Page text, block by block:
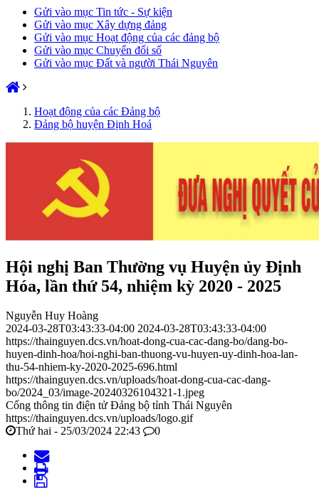
Gửi vào mục Tin tức - Sự kiện
Gửi vào mục Xây dựng đảng
Gửi vào mục Hoạt động của các đảng bộ
Gửi vào mục Chuyển đổi số
Gửi vào mục Đất và người Thái Nguyên
Hoạt động của các Đảng bộ
Đảng bộ huyện Định Hoá
Hội nghị Ban Thường vụ Huyện ủy Định
Hóa, lần thứ 54, nhiệm kỳ 2020 - 2025
Nguyễn Huy Hoàng
2024-03-28T03:43:33-04:00 2024-03-28T03:43:33-04:00
https://thainguyen.dcs.vn/hoat-dong-cua-cac-dang-bo/dang-bo-
huyen-dinh-hoa/hoi-nghi-ban-thuong-vu-huyen-uy-dinh-hoa-lan-
thu-54-nhiem-ky-2020-2025-696.html
https://thainguyen.dcs.vn/uploads/hoat-dong-cua-cac-dang-
bo/2024_03/image-20240326104321-1.jpeg
Cổng thông tin điện tử Đảng bộ tỉnh Thái Nguyên
https://thainguyen.dcs.vn/uploads/logo.gif
Thứ hai - 25/03/2024 22:43
0